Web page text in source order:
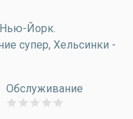
Нью-Йорк.
супер, Хельсинки -
Обслуживание